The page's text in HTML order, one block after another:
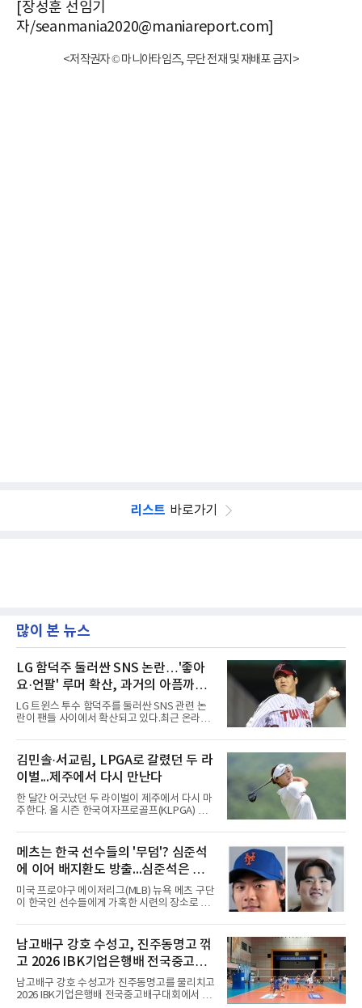
[장성훈 선임기
자/seanmania2020@maniareport.com]
<저작권자 © 마니아타임즈, 무단 전재 및 재배포 금지>
리스트 바로가기
많이 본 뉴스
LG 함덕주 둘러싼 SNS 논란…'좋아
요·언팔' 루머 확산, 과거의 아픔까지
소환됐다
LG 트윈스 투수 함덕주를 둘러싼 SNS 관련 논
란이 팬들 사이에서 확산되고 있다.최근 온라인
동과 관련한 여러 소문이 퍼지면서, 과거 LG 이
적 이후 겪었던 일들까지 다시 주목받고 있다.일
각에서는 함덕주가 LG 공식 계정 '언팔' 및 관련
게시물을 정리하고 친정팀 두산 베어스 계정을
팔로우하고 두산과 관련된 흔적만 남겼다는 주
장이 나오고 있다. 또한 상대 팀 선수의 홈런 릴
스에 '좋아요'를 눌렀다는 이야기도 전해지고 있
럼에도 팬들 사이에서 논란이 커진 이유는 그가
LG 이적 후 부상과 재활로
김민솔·서교림, LPGA로 갈렸던 두 라
이벌...제주에서 다시 만난다
한 달간 어긋났던 두 라이벌이 제주에서 다시 마
주한다. 올 시즌 한국여자프로골프(KLPGA) 투
다.KLPGA 투어는 6일 제주도 서귀포시 테디 밸
리 골프 앤 리조트의 밸리·테디 코스(파72)에서
개막하는 제주삼다수 마스터스(총상금 10억원·
우승 상금 1억8천만원)로 하반기를 시작한다.두
선수의 재회 자체가 화제다. 올 시즌 3승으로 대
상 포인트(313점), 상금(9억8천400만원), 평균
타수(70.41타) 등 주요 부문 1위를 달리는 김민
솔이 하이원리조트 여자오픈에 나설 때 서교림
은 LPGA 에비앙 챔피언십에, 서교림
메츠는 한국 선수들의 '무덤'? 심준석
에 이어 배지환도 방출...심준석은 이
미 귀국, 배지환은 미국 잔류할 듯
미국 프로야구 메이저리그(MLB) 뉴욕 메츠 구단
이 한국인 선수들에게 가혹한 시련의 장소로 전
대형 유망주로 기대를 모았던 투수 심준석에 이
어, 빅리그 경력을 지닌 내외야수 배지환까지 연
달아 뉴욕 메츠 산하 마이너리그에서 방출 통보
를 받는 아픔을 겪었다. 두 선수의 동반 이탈은
메츠 구단이 유독 한국 선수들에게 '기회의 땅'이
아닌 '무덤'처럼 작용하고 있음을 방증하고 있다.
고교 시절 시속 160km에 달하는 강속구로 큰 스
남고배구 강호 수성고, 진주동명고 꺾
고 2026 IBK기업은행배 전국중고배
구대회 4강 진출
남고배구 강호 수성고가 진주동명고를 물리치고
2026 IBK기업은행배 전국중고배구대회에서 18